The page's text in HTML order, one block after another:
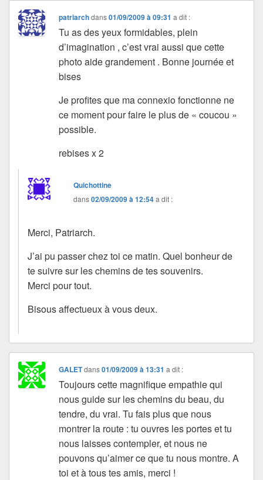
patriarchdans01/09/2009 à 09:31 a dit :
Tu as des yeux formidables, plein
d’imagination , c’est vrai aussi que cette
photo aide grandement . Bonne journée et
bises
Je profites que ma connexio fonctionne ne
ce moment pour faire le plus de « coucou »
possible.
rebises x 2
Quichottine
dans02/09/2009 à 12:54a dit :
Merci, Patriarch.
J’ai pu passer chez toi ce matin. Quel bonheur de
te suivre sur les chemins de tes souvenirs.
Merci pour tout.
Bisous affectueux à vous deux.
GALETdans01/09/2009 à 13:31 a dit :
Toujours cette magnifique empathie qui
nous guide sur les chemins du beau, du
tendre, du vrai. Tu fais plus que nous
montrer la route : tu ouvres les portes et tu
nous laisses contempler, et nous ne
pouvons qu’aimer ce que tu nous montre. A
toi et à tous tes amis, merci !